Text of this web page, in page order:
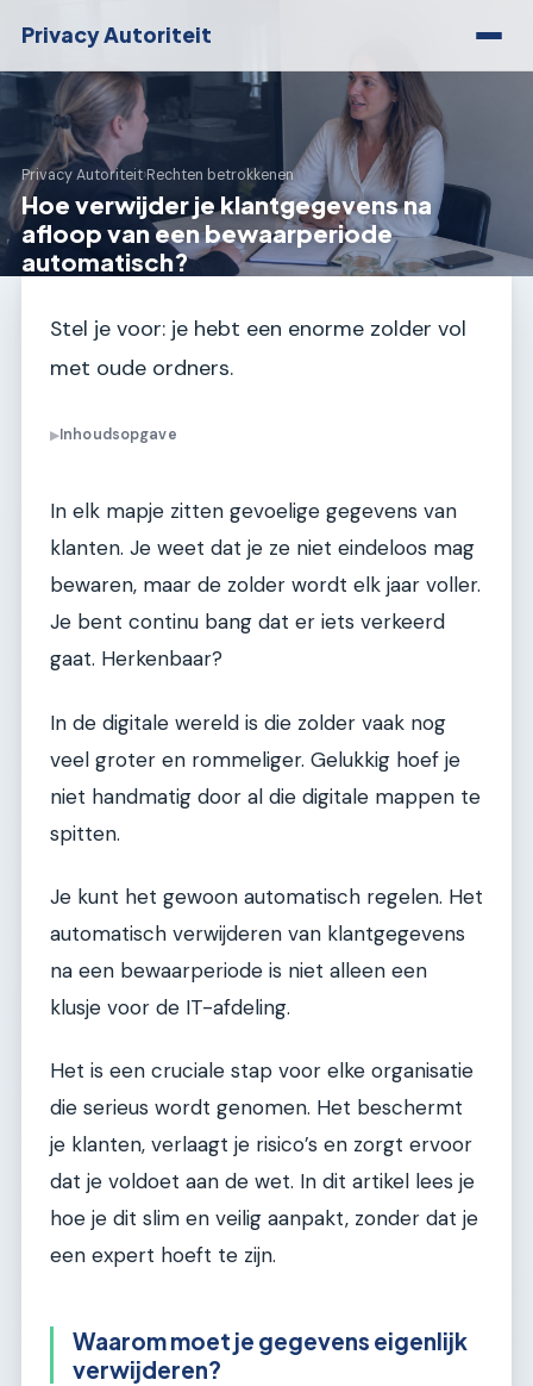
Privacy Autoriteit
Privacy Autoriteit›Rechten betrokkenen
Hoe verwijder je klantgegevens na
afloop van een bewaarperiode
automatisch?
Stel je voor: je hebt een enorme zolder vol
met oude ordners.
▶Inhoudsopgave
In elk mapje zitten gevoelige gegevens van
klanten. Je weet dat je ze niet eindeloos mag
bewaren, maar de zolder wordt elk jaar voller.
Je bent continu bang dat er iets verkeerd
gaat. Herkenbaar?
In de digitale wereld is die zolder vaak nog
veel groter en rommeliger. Gelukkig hoef je
niet handmatig door al die digitale mappen te
spitten.
Je kunt het gewoon automatisch regelen. Het
automatisch verwijderen van klantgegevens
na een bewaarperiode is niet alleen een
klusje voor de IT-afdeling.
Het is een cruciale stap voor elke organisatie
die serieus wordt genomen. Het beschermt
je klanten, verlaagt je risico’s en zorgt ervoor
dat je voldoet aan de wet. In dit artikel lees je
hoe je dit slim en veilig aanpakt, zonder dat je
een expert hoeft te zijn.
Waarom moet je gegevens eigenlijk
verwijderen?